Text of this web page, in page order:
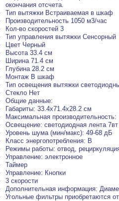
окончания отсчета.
Тип вытяжки Встраиваемая в шкаф
Производительность 1050 м3/час
Кол-во скоростей 3
Тип управления вытяжки Сенсорный
Цвет Черный
Высота 33.4 см
Ширина 71.4 см
Глубина 28.2 см
Монтаж В шкаф
Тип освещения вытяжки
Стекло Нет
Общие данные:
Габариты: 33.4х71.4х28.2 см
Максимальная производительность:
Освещение: светодиодная лента 7вт
Уровень шума (мин/макс): 49-68 дБ
Класс энергопотребления: B
Режимы работы: отвод,
Управление: электронное
Таймер
Управление: Кнопки
3 скорости
Дополнительная информация:
Угольные фильтры приобретаются